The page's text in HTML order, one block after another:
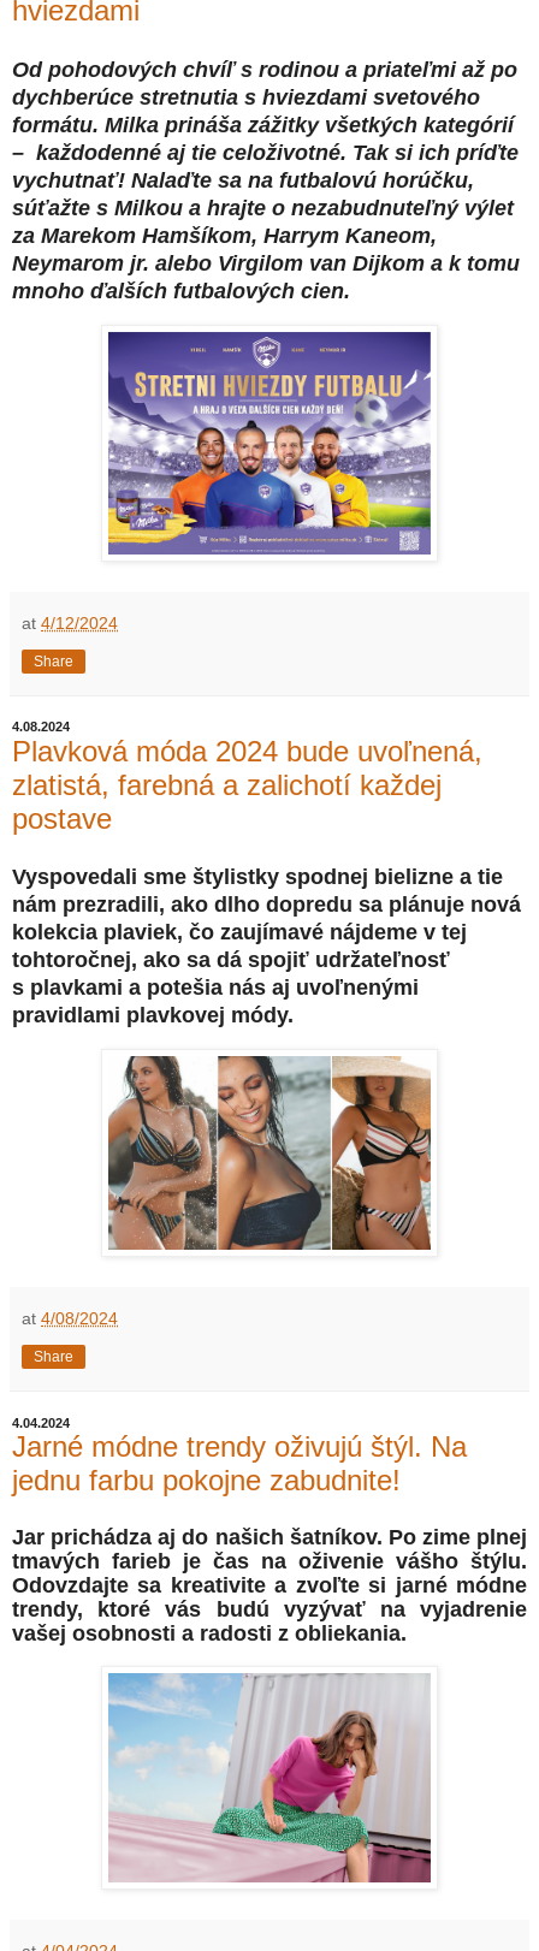
hviezdami
Od pohodových chvíľ s rodinou a priateľmi až po
dychberúce stretnutia s hviezdami svetového
formátu. Milka prináša zážitky všetkých kategórií
– každodenné aj tie celoživotné. Tak si ich príďte
vychutnať! Nalaďte sa na futbalovú horúčku,
súťažte s Milkou a hrajte o nezabudnuteľný výlet
za Marekom Hamšíkom, Harrym Kaneom,
Neymarom jr. alebo Virgilom van Dijkom a k tomu
mnoho ďalších futbalových cien.
at 4/12/2024
Share
4.08.2024
Plavková móda 2024 bude uvoľnená,
zlatistá, farebná a zalichotí každej
postave
Vyspovedali sme štylistky spodnej bielizne a tie
nám prezradili, ako dlho dopredu sa plánuje nová
kolekcia plaviek, čo zaujímavé nájdeme v tej
tohtoročnej, ako sa dá spojiť udržateľnosť
s plavkami a potešia nás aj uvoľnenými
pravidlami plavkovej módy.
at 4/08/2024
Share
4.04.2024
Jarné módne trendy oživujú štýl. Na
jednu farbu pokojne zabudnite!
Jar prichádza aj do našich šatníkov. Po zime plnej
tmavých farieb je čas na oživenie vášho štýlu.
Odovzdajte sa kreativite a zvoľte si jarné módne
trendy, ktoré vás budú vyzývať na vyjadrenie
vašej osobnosti a radosti z obliekania.